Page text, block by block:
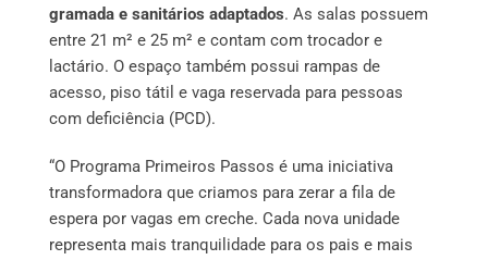
gramada e sanitários adaptados. As salas possuem
entre 21 m² e 25 m² e contam com trocador e
lactário. O espaço também possui rampas de
acesso, piso tátil e vaga reservada para pessoas
com deficiência (PCD).
“O Programa Primeiros Passos é uma iniciativa
transformadora que criamos para zerar a fila de
espera por vagas em creche. Cada nova unidade
representa mais tranquilidade para os pais e mais